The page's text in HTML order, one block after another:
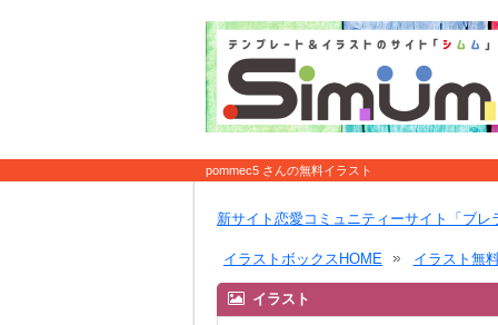
pommec5 さんの無料イラスト
新サイト恋愛コミュニティーサイト「ブレ
イラストボックスHOME イラスト無
イラスト